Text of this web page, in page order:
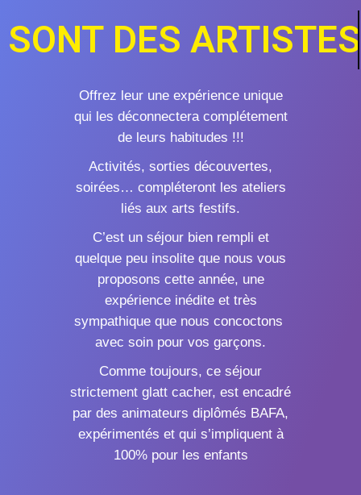
SONT DES
Offrez leur une expérience unique
qui les déconnectera complétement
de leurs habitudes !!!
Activités, sorties découvertes,
soirées… compléteront les ateliers
liés aux arts festifs.
C’est un séjour bien rempli et
quelque peu insolite que nous vous
proposons cette année, une
expérience inédite et très
sympathique que nous concoctons
avec soin pour vos garçons.
Comme toujours, ce séjour
strictement glatt cacher, est encadré
par des animateurs diplômés BAFA,
expérimentés et qui s’impliquent à
100% pour les enfants